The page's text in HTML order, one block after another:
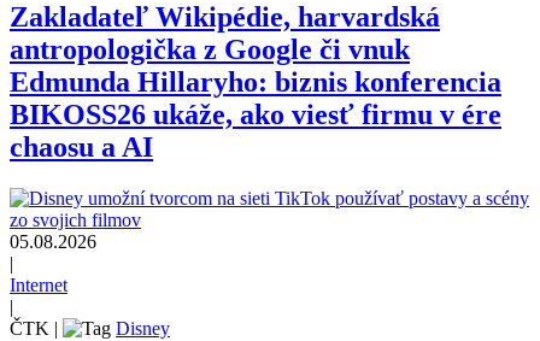
Zakladateľ Wikipédie, harvardská
antropologička z Google či vnuk
Edmunda Hillaryho: biznis konferencia
BIKOSS26 ukáže, ako viesť firmu v ére
chaosu a AI
05.08.2026
|
Internet
|
ČTK | Disney